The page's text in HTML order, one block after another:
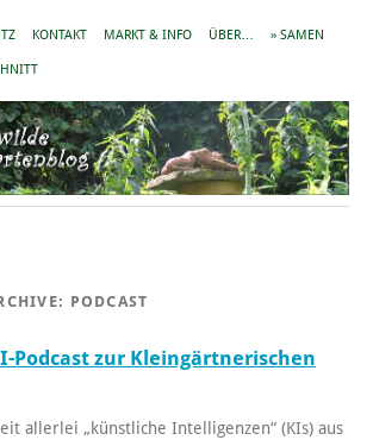
KONTAKT MARKT & INFO ÜBER… » SAMEN
PODCAST
Podcast zur Kleingärtnerischen
allerlei „künstliche Intelligenzen“ (KIs) aus